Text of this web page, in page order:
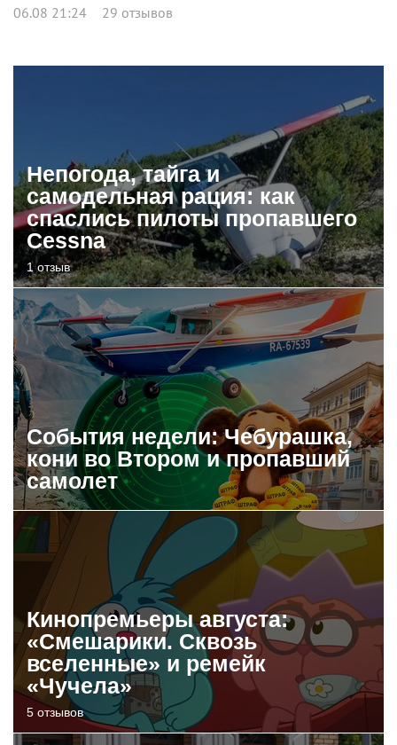
06.08 21:24 29 отзывов
Непогода, тайга и
самодельная рация: как
спаслись пилоты пропавшего
Cessna
1 отзыв
События недели: Чебурашка,
кони во Втором и пропавший
самолет
Кинопремьеры августа:
«Смешарики. Сквозь
вселенные» и ремейк
«Чучела»
5 отзывов